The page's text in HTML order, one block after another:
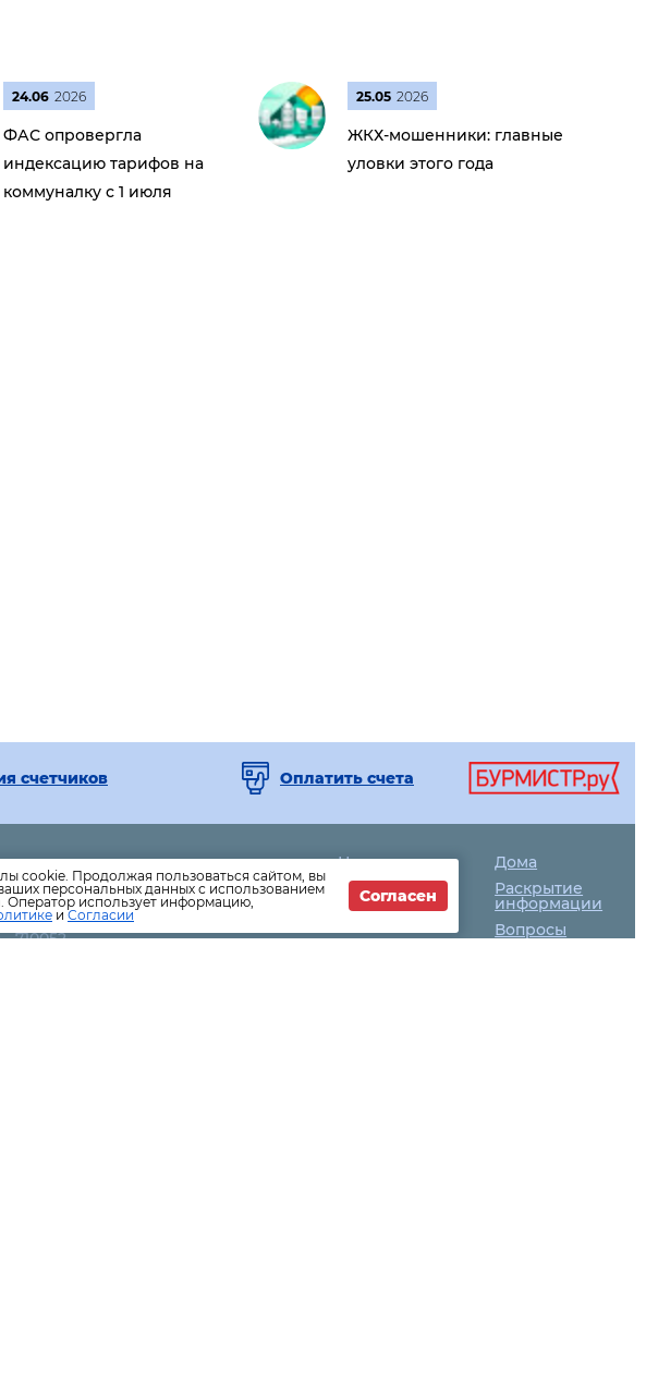
24.06 2026
ФАС опровергла
индексацию тарифов на
коммуналку с 1 июля
25.05 2026
ЖКХ-мошенники: главные
уловки этого года
счетчиков Оплатить счета
051
Водоканал-76-64-04
710052
Новости
ЖКХ
Новости
Как оплатить
Дома
Раскрытие
информации
Вопросы
cookie. Продолжая пользоваться сайтом, вы
персональных данных с использованием
Оператор использует информацию,
и Согласии
Согласен